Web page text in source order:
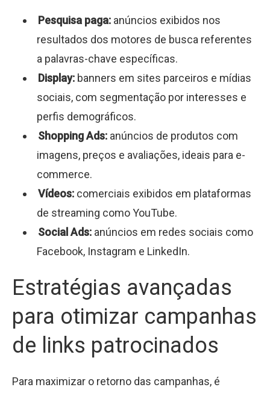
Pesquisa paga: anúncios exibidos nos
resultados dos motores de busca referentes
a palavras-chave específicas.
Display: banners em sites parceiros e mídias
sociais, com segmentação por interesses e
perfis demográficos.
Shopping Ads: anúncios de produtos com
imagens, preços e avaliações, ideais para e-
commerce.
Vídeos: comerciais exibidos em plataformas
de streaming como YouTube.
Social Ads: anúncios em redes sociais como
Facebook, Instagram e LinkedIn.
Estratégias avançadas
para otimizar campanhas
de links patrocinados
Para maximizar o retorno das campanhas, é